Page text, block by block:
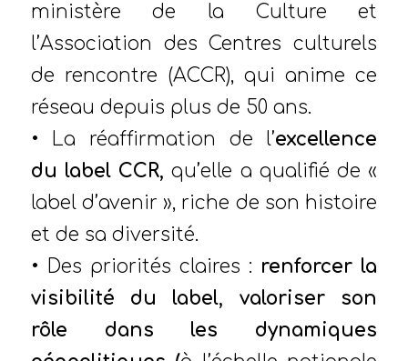
ministère de la Culture et
l’Association des Centres culturels
de rencontre (ACCR), qui anime ce
réseau depuis plus de 50 ans.
• La réaffirmation de l’excellence
du label CCR, qu’elle a qualifié de «
label d’avenir », riche de son histoire
et de sa diversité.
• Des priorités claires : renforcer la
visibilité du label, valoriser son
rôle dans les dynamiques